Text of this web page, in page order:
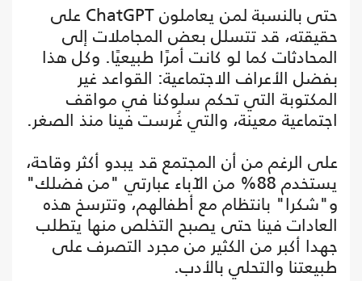
حتى بالنسبة لمن يعاملون ChatGPT على
حقيقته، قد تتسلل بعض المجاملات إلى
المحادثات كما لو كانت أمرًا طبيعيًا. وكل هذا
بفضل الأعراف الاجتماعية: القواعد غير
المكتوبة التي تحكم سلوكنا في مواقف
اجتماعية معينة، والتي غُرست فينا منذ الصغر.
على الرغم من أن المجتمع قد يبدو أكثر وقاحة،
يستخدم 88% من الآباء عبارتي "من فضلك"
و"شكرا" بانتظام مع أطفالهم، وتترسخ هذه
العادات فينا حتى يصبح التخلص منها يتطلب
جهدا أكبر من الكثير من مجرد التصرف على
طبيعتنا والتحلي بالأدب.